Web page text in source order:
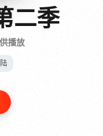
二季
播放